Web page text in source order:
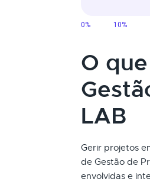
O
LAB
Gerir projetos
de Gestão de
envolvidas e